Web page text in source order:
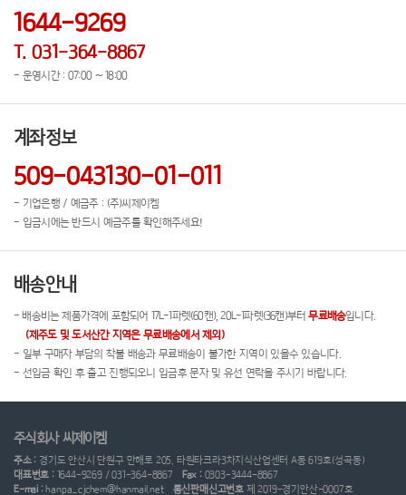
1644-9269
T. 031-364-8867
- 운영시간 : 07:00 ~ 18:00
계좌정보
509-043130-01-011
- 기업은행 / 예금주 : (주)씨제이켐
- 입금시에는 반드시 예금주를 확인해주세요!
배송안내
- 배송비는 제품가격에 포함되어 17L-1파렛(60캔), 20L-1파렛(36캔)부터무료배송입니다.
(제주도 및 도서산간 지역은 무료배송에서 제외)
- 일부 구매자 부담의 착불 배송과 무료배송이 불가한 지역이 있을수 있습니다.
- 선입금 확인 후 출고 진행되오니 입금후 문자 및 유선 연락을 주시기 바랍니다.
주식회사 씨제이켐
주소 : 경기도 안산시 단원구 만해로 205, 타원타크라3차지식산업센터 A동 619호(성곡동)
대표번호 : 1644-9269 / 031-364-8867 Fax : 0303-3444-8867
E-mai :hanpa_cjchem@hanmail.net 통신판매신고번호 제 2019-경기안산-0007호